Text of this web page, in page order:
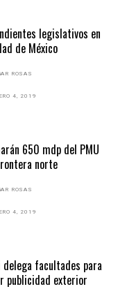
legislativos en
de México
ROSAS
4, 2019
650 mdp del PMU
norte
ROSAS
4, 2019
delega facultades para
publicidad exterior